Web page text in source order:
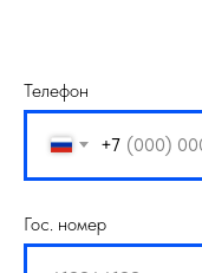
Телефон
+7
Гос. номер